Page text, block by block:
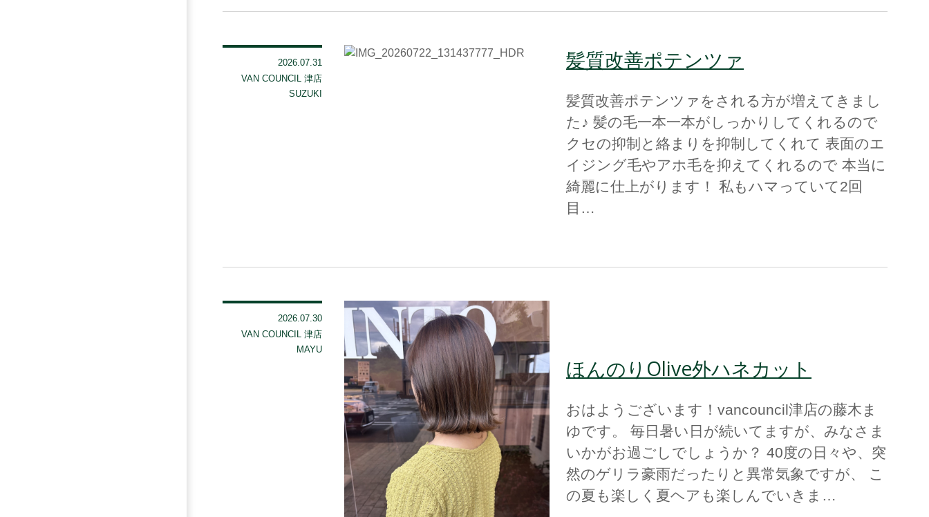
2026.07.31
VAN COUNCIL 津店
SUZUKI
髪質改善ポテンツァ
髪質改善ポテンツァをされる方が増えてきまし
た♪ 髪の毛一本一本がしっかりしてくれるので
クセの抑制と絡まりを抑制してくれて 表面のエ
イジング毛やアホ毛を抑えてくれるので 本当に
綺麗に仕上がります！ 私もハマっていて2回
目…
2026.07.30
VAN COUNCIL 津店
MAYU
ほんのりOlive外ハネカット
おはようございます！vancouncil津店の藤木ま
ゆです。 毎日暑い日が続いてますが、みなさま
いかがお過ごしでしょうか？ 40度の日々や、突
然のゲリラ豪雨だったりと異常気象ですが、 こ
の夏も楽しく夏ヘアも楽しんでいきま…